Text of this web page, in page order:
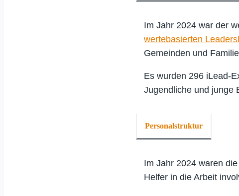
Im Jahr 2024 war der
wertebasierten
Gemeinden und
Es wurden 296 iLead-
Jugendliche und junge
Personalstruktur
Im Jahr 2024 waren
Helfer in die Arbeit